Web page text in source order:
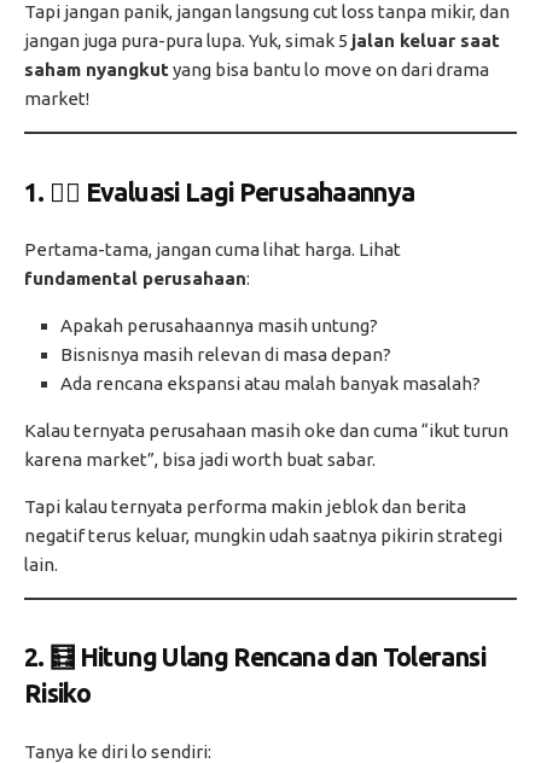
Tapi jangan panik, jangan langsung cut loss tanpa mikir, dan
jangan juga pura-pura lupa. Yuk, simak 5 jalan keluar saat
saham nyangkutyang bisa bantu lo move on dari drama
market!
1. 🕵️‍♂️ Evaluasi Lagi Perusahaannya
Pertama-tama, jangan cuma lihat harga. Lihat
fundamental perusahaan:
Apakah perusahaannya masih untung?
Bisnisnya masih relevan di masa depan?
Ada rencana ekspansi atau malah banyak masalah?
Kalau ternyata perusahaan masih oke dan cuma “ikut turun
karena market”, bisa jadi worth buat sabar.
Tapi kalau ternyata performa makin jeblok dan berita
negatif terus keluar, mungkin udah saatnya pikirin strategi
lain.
2. 🧮 Hitung Ulang Rencana dan Toleransi
Risiko
Tanya ke diri lo sendiri: